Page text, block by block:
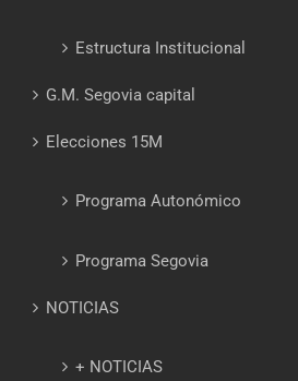
Estructura Institucional
G.M. Segovia capital
Elecciones 15M
Programa Autonómico
Programa Segovia
NOTICIAS
+ NOTICIAS